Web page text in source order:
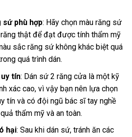
sứ phù hợp: Hãy chọn màu răng sứ
thật để đạt được tính thẩm mỹ
sắc răng sứ không khác biệt quá
quá trình dán.
tín: Dán sứ 2 răng cửa là một kỹ
xác cao, vì vậy bạn nên lựa chọn
tín và có đội ngũ bác sĩ tay nghề
thẩm mỹ và an toàn.
hại: Sau khi dán sứ, tránh ăn các